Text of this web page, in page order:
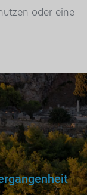
oder eine